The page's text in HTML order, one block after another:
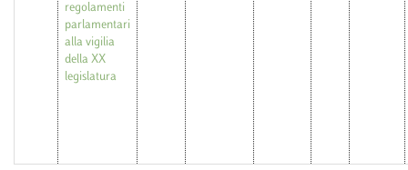
regolamenti
parlamentari
alla vigilia
della XX
legislatura